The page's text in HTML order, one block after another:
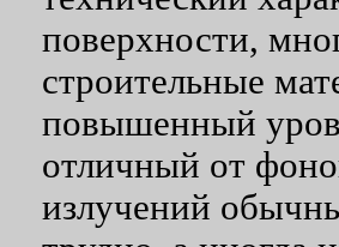
поверхности,
строительные
повышенный
отличный от
излучений